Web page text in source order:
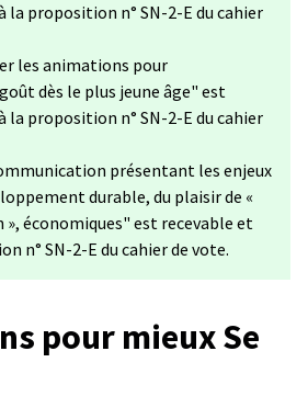
la proposition n° SN-2-E du cahier
les animations pour
dès le plus jeune âge" est
la proposition n° SN-2-E du cahier
présentant les enjeux
durable, du plaisir de «
économiques" est recevable et
n° SN-2-E du cahier de vote.
pour mieux Se